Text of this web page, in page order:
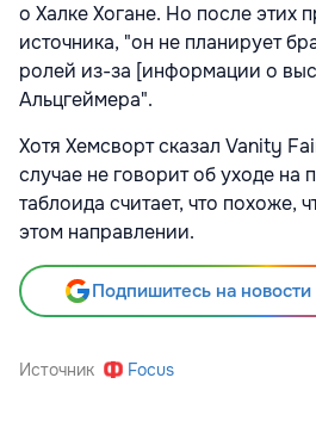
о Халке Хогане. Но после этих
источника, "он не планирует
ролей из-за [информации о
Альцгеймера".
Хотя Хемсворт сказал Vanity
случае не говорит об уходе на
таблоида считает, что похоже,
этом направлении.
Подпишитесь на
Источник Focus